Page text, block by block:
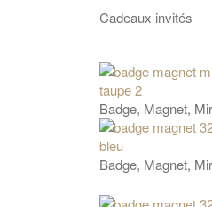
Cadeaux invités
Badge, Magnet,
Badge, Magnet,